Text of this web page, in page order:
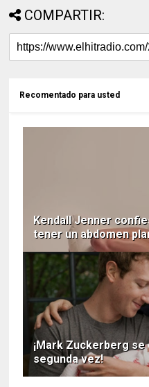
COMPARTIR:
Recomentado para usted
Kendall Jenner
tener un abdomen
¡Mark Zuckerberg
segunda vez!